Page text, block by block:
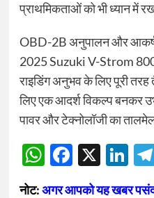
प्राथमिकताओं को भी ध्यान में
OBD-2B अनुपालन और
2025 Suzuki V-Strom
राइडिंग अनुभव के लिए पूरी
लिए एक आदर्श विकल्प बनकर
पावर और टेक्नोलॉजी का
WhatsApp
X
नोट:अगर आपको यह खबर